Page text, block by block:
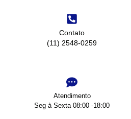
Contato
(11) 2548-0259
Atendimento
Seg à Sexta 08:00 -18:00